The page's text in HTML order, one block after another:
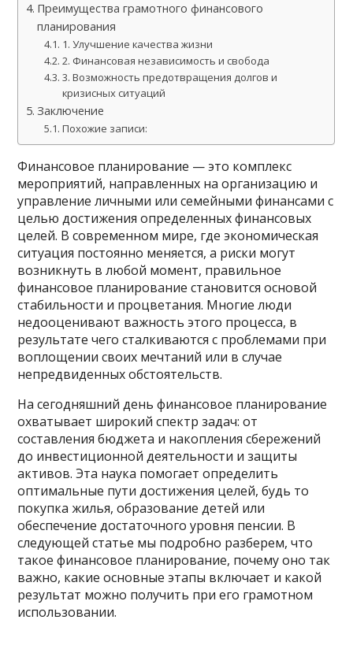
Преимущества грамотного финансового
планирования
1. Улучшение качества жизни
2. Финансовая независимость и свобода
3. Возможность предотвращения долгов и
кризисных ситуаций
Заключение
Похожие записи:
Финансовое планирование — это комплекс
мероприятий, направленных на организацию и
управление личными или семейными финансами с
целью достижения определенных финансовых
целей. В современном мире, где экономическая
ситуация постоянно меняется, а риски могут
возникнуть в любой момент, правильное
финансовое планирование становится основой
стабильности и процветания. Многие люди
недооценивают важность этого процесса, в
результате чего сталкиваются с проблемами при
воплощении своих мечтаний или в случае
непредвиденных обстоятельств.
На сегодняшний день финансовое планирование
охватывает широкий спектр задач: от
составления бюджета и накопления сбережений
до инвестиционной деятельности и защиты
активов. Эта наука помогает определить
оптимальные пути достижения целей, будь то
покупка жилья, образование детей или
обеспечение достаточного уровня пенсии. В
следующей статье мы подробно разберем, что
такое финансовое планирование, почему оно так
важно, какие основные этапы включает и какой
результат можно получить при его грамотном
использовании.